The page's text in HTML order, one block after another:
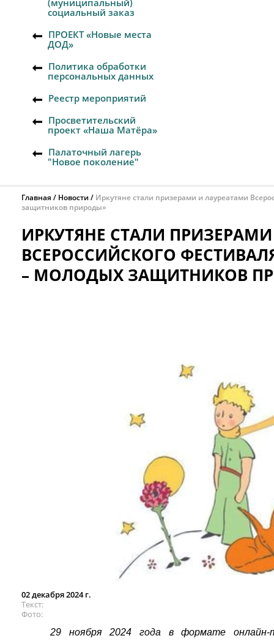
(муниципальный)
социальный заказ
ПРОЕКТ «Новые места
ДОД»
Политика обработки
персональных данных
Реестр мероприятий
Просветительский
проект «Наша Матёра»
Палаточный лагерь
"Новое поколение"
Главная Новости
Иркутяне стали призерами и лауреатами
защитников природы»
ИРКУТЯНЕ СТАЛИ
ВСЕРОССИЙСКОГО
– МОЛОДЫХ ЗАЩИТНИКОВ
02 декабря 2024 г.
Текст
Фото
29 ноября 2024 года в формате онлайн-